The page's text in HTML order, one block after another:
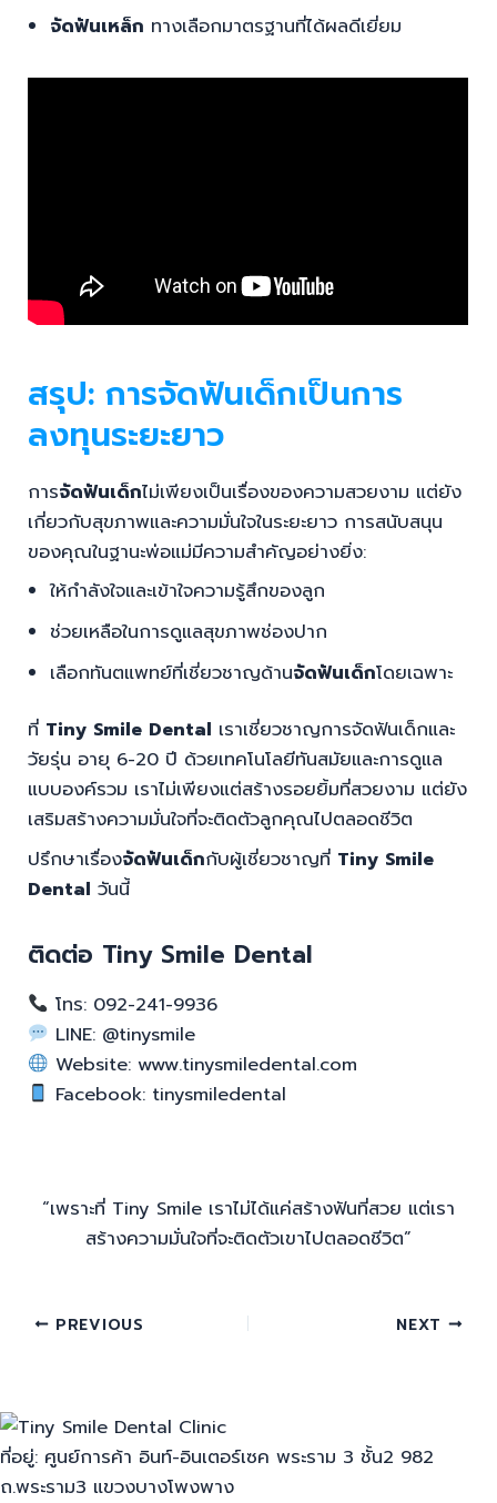
จัดฟันเหล็ก ทางเลือกมาตรฐานที่ได้ผลดีเยี่ยม
สรุป: การจัดฟันเด็กเป็นการ
ลงทุนระยะยาว
การจัดฟันเด็กไม่เพียงเป็นเรื่องของความสวยงาม แต่ยัง
เกี่ยวกับสุขภาพและความมั่นใจในระยะยาว การสนับสนุน
ของคุณในฐานะพ่อแม่มีความสำคัญอย่างยิ่ง:
ให้กำลังใจและเข้าใจความรู้สึกของลูก
ช่วยเหลือในการดูแลสุขภาพช่องปาก
เลือกทันตแพทย์ที่เชี่ยวชาญด้านจัดฟันเด็กโดยเฉพาะ
ที่ Tiny Smile Dental เราเชี่ยวชาญการจัดฟันเด็กและ
วัยรุ่น อายุ 6-20 ปี ด้วยเทคโนโลยีทันสมัยและการดูแล
แบบองค์รวม เราไม่เพียงแต่สร้างรอยยิ้มที่สวยงาม แต่ยัง
เสริมสร้างความมั่นใจที่จะติดตัวลูกคุณไปตลอดชีวิต
ปรึกษาเรื่องจัดฟันเด็กกับผู้เชี่ยวชาญที่ Tiny Smile
Dental วันนี้
ติดต่อ Tiny Smile Dental
โทร: 092-241-9936
LINE: @tinysmile
Website: www.tinysmiledental.com
Facebook: tinysmiledental
“เพราะที่ Tiny Smile เราไม่ได้แค่สร้างฟันที่สวย แต่เรา
สร้างความมั่นใจที่จะติดตัวเขาไปตลอดชีวิต”
PREVIOUS NEXT
ที่อยู่: ศูนย์การค้า อินท์-อินเตอร์เซค พระราม 3 ชั้น2 982
ถ.พระราม3 แขวงบางโพงพาง